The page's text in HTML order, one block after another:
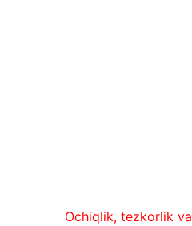
Ochiqlik, tezkorlik va xolislik